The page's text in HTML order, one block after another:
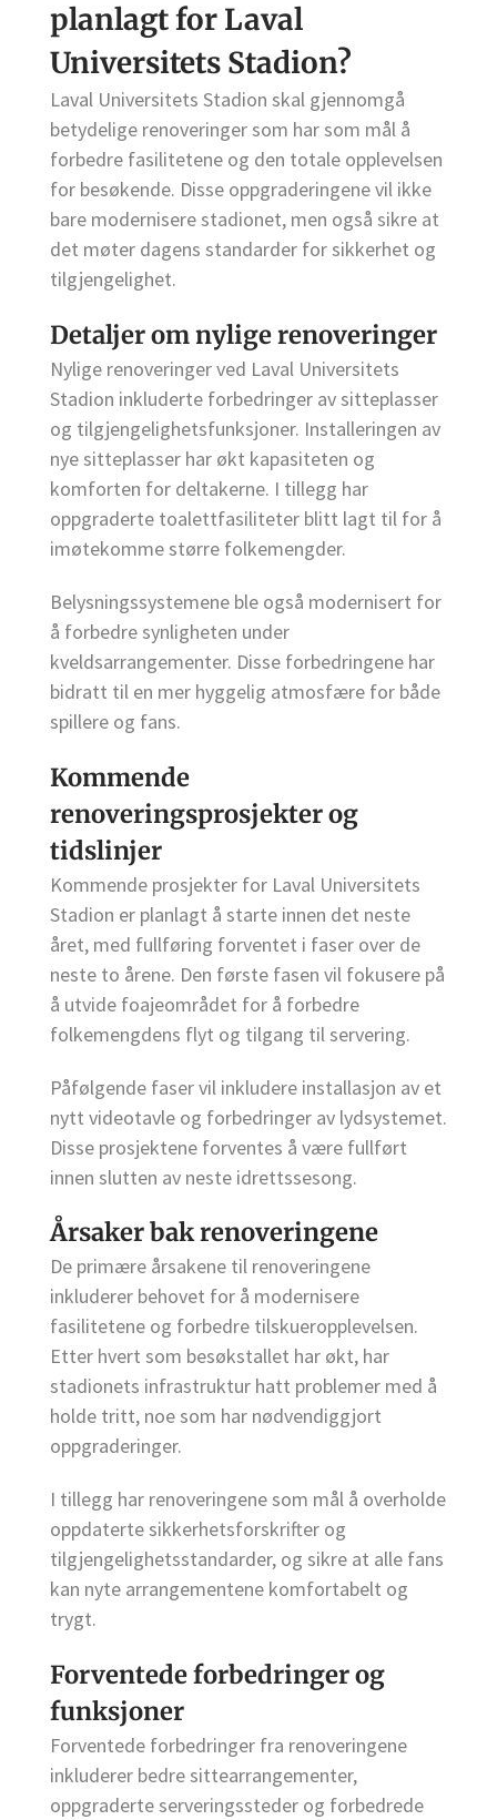
planlagt for Laval
Universitets Stadion?
Laval Universitets Stadion skal gjennomgå
betydelige renoveringer som har som mål å
forbedre fasilitetene og den totale opplevelsen
for besøkende. Disse oppgraderingene vil ikke
bare modernisere stadionet, men også sikre at
det møter dagens standarder for sikkerhet og
tilgjengelighet.
Detaljer om nylige renoveringer
Nylige renoveringer ved Laval Universitets
Stadion inkluderte forbedringer av sitteplasser
og tilgjengelighetsfunksjoner. Installeringen av
nye sitteplasser har økt kapasiteten og
komforten for deltakerne. I tillegg har
oppgraderte toalettfasiliteter blitt lagt til for å
imøtekomme større folkemengder.
Belysningssystemene ble også modernisert for
å forbedre synligheten under
kveldsarrangementer. Disse forbedringene har
bidratt til en mer hyggelig atmosfære for både
spillere og fans.
Kommende
renoveringsprosjekter og
tidslinjer
Kommende prosjekter for Laval Universitets
Stadion er planlagt å starte innen det neste
året, med fullføring forventet i faser over de
neste to årene. Den første fasen vil fokusere på
å utvide foajeområdet for å forbedre
folkemengdens flyt og tilgang til servering.
Påfølgende faser vil inkludere installasjon av et
nytt videotavle og forbedringer av lydsystemet.
Disse prosjektene forventes å være fullført
innen slutten av neste idrettssesong.
Årsaker bak renoveringene
De primære årsakene til renoveringene
inkluderer behovet for å modernisere
fasilitetene og forbedre tilskueropplevelsen.
Etter hvert som besøkstallet har økt, har
stadionets infrastruktur hatt problemer med å
holde tritt, noe som har nødvendiggjort
oppgraderinger.
I tillegg har renoveringene som mål å overholde
oppdaterte sikkerhetsforskrifter og
tilgjengelighetsstandarder, og sikre at alle fans
kan nyte arrangementene komfortabelt og
trygt.
Forventede forbedringer og
funksjoner
Forventede forbedringer fra renoveringene
inkluderer bedre sittearrangementer,
oppgraderte serveringssteder og forbedrede